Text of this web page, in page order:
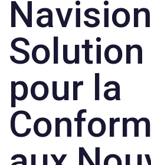
Solution
pour la